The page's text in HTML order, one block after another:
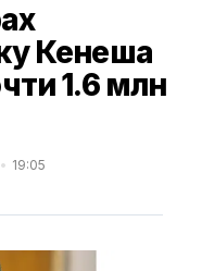
Кенеша
1.6 млн
19:05